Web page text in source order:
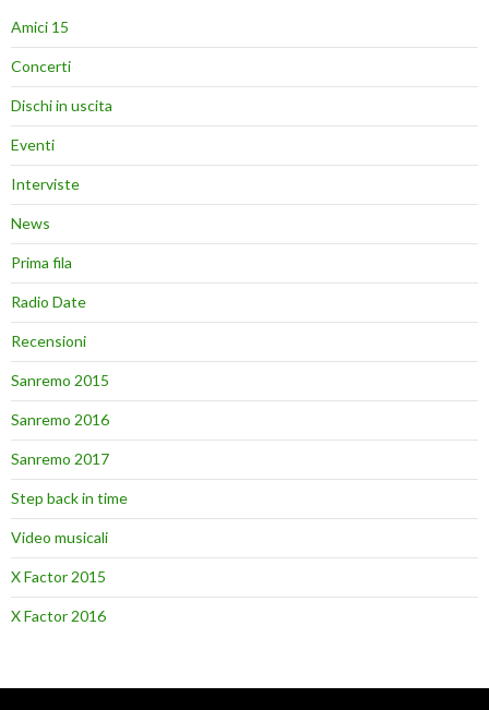
Amici 15
Concerti
Dischi in uscita
Eventi
Interviste
News
Prima fila
Radio Date
Recensioni
Sanremo 2015
Sanremo 2016
Sanremo 2017
Step back in time
Video musicali
X Factor 2015
X Factor 2016